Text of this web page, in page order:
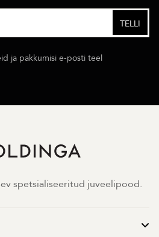
ja pakkumisi e-posti teel
spetsialiseeritud juveelipood.